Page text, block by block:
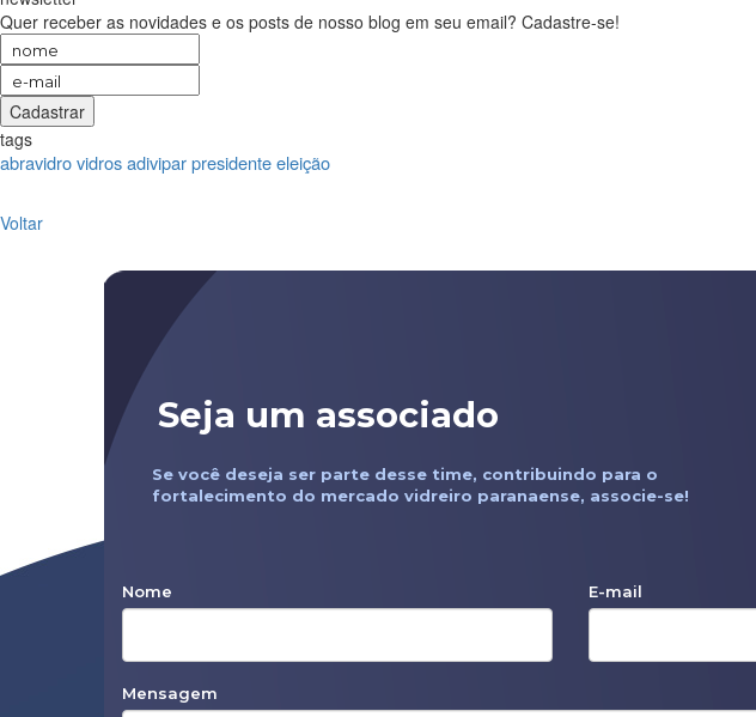
Quer receber as novidades e os posts de nosso blog em seu email? Cadastre-se!
tags
abravidrovidrosadiviparpresidenteeleição
Voltar
Seja um associado
Se você deseja ser parte desse time, contribuindo para o
fortalecimento do mercado vidreiro paranaense, associe-se!
Nome E-mail
Mensagem